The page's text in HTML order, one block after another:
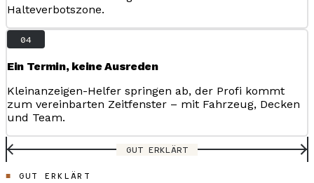
Halteverbotszone.
04
Ein Termin, keine Ausreden
Kleinanzeigen-Helfer springen ab, der Profi kommt
zum vereinbarten Zeitfenster – mit Fahrzeug, Decken
und Team.
GUT ERKLÄRT
GUT ERKLÄRT